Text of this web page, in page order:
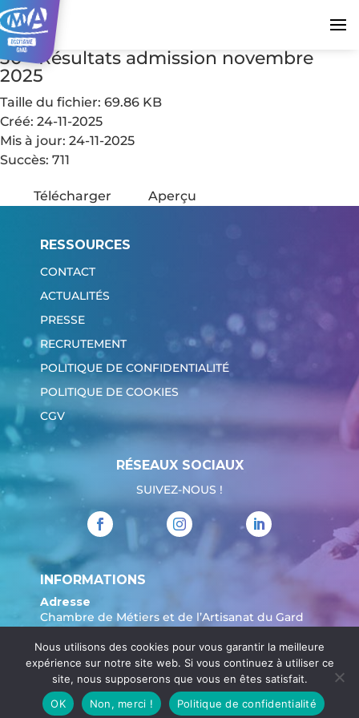
30 - Résultats admission novembre
2025
Taille du fichier: 69.86 KB
Créé: 24-11-2025
Mis à jour: 24-11-2025
Succès: 711
Télécharger Aperçu
RESSOURCES
CONTACT
ACTUALITÉS
PRESSE
RECRUTEMENT
POLITIQUE DE CONFIDENTIALITÉ
POLITIQUE DE COOKIES
CGV
RÉSEAUX SOCIAUX
SUIVEZ-NOUS !
INFORMATIONS
Adresse
Chambre de Métiers et de l’Artisanat du Gard
904 Avenue Marechal Juin
30908 Nîmes
Tél. :04 66 62 80 00
Nous utilisons des cookies pour vous garantir la meilleure
expérience sur notre site web. Si vous continuez à utiliser ce
site, nous supposerons que vous en êtes satisfait.
OK
Non, merci ! Politique de confidentialité